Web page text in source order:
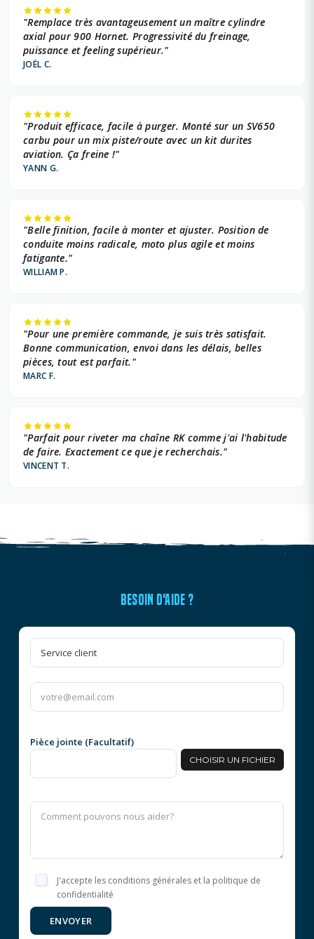
"Remplace très avantageusement un maître cylindre
axial pour 900 Hornet. Progressivité du freinage,
puissance et feeling supérieur."
JOËL C.
"Produit efficace, facile à purger. Monté sur un SV650
carbu pour un mix piste/route avec un kit durites
aviation. Ça freine !"
YANN G.
"Belle finition, facile à monter et ajuster. Position de
conduite moins radicale, moto plus agile et moins
fatigante."
WILLIAM P.
"Pour une première commande, je suis très satisfait.
Bonne communication, envoi dans les délais, belles
pièces, tout est parfait."
MARC F.
"Parfait pour riveter ma chaîne RK comme j'ai l'habitude
de faire. Exactement ce que je recherchais."
VINCENT T.
BESOIN D'AIDE ?
Pièce jointe (Facultatif)
CHOISIR UN FICHIER
J'accepte les conditions générales et la politique de
confidentialité
ENVOYER